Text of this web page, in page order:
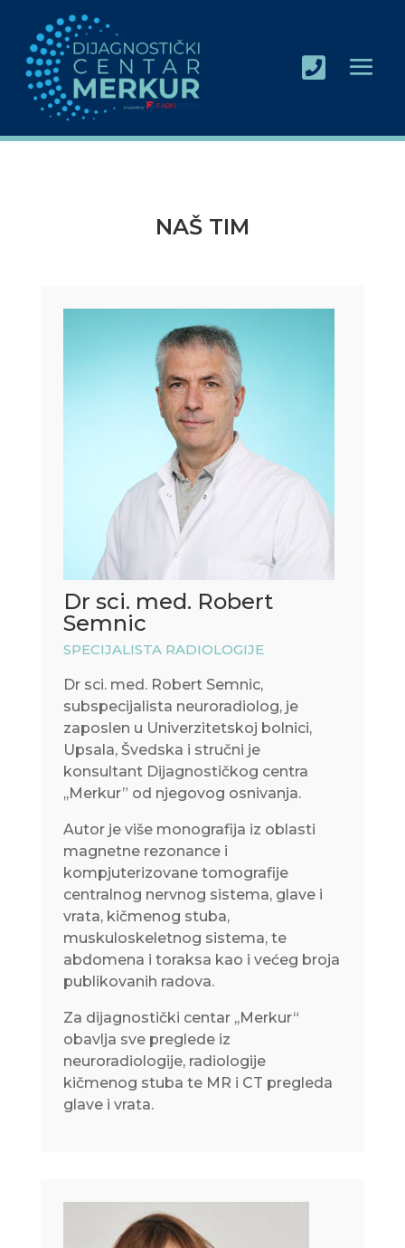

NAŠ TIM
Dr sci. med. Robert
Semnic
SPECIJALISTA RADIOLOGIJE
Dr sci. med. Robert Semnic,
subspecijalista neuroradiolog, je
zaposlen u Univerzitetskoj bolnici,
Upsala, Švedska i stručni je
konsultant Dijagnostičkog centra
,,Merkur” od njegovog osnivanja.
Autor je više monografija iz oblasti
magnetne rezonance i
kompjuterizovane tomografije
centralnog nervnog sistema, glave i
vrata, kičmenog stuba,
muskuloskeletnog sistema, te
abdomena i toraksa kao i većeg broja
publikovanih radova.
Za dijagnostički centar ,,Merkur“
obavlja sve preglede iz
neuroradiologije, radiologije
kičmenog stuba te MR i CT pregleda
glave i vrata.